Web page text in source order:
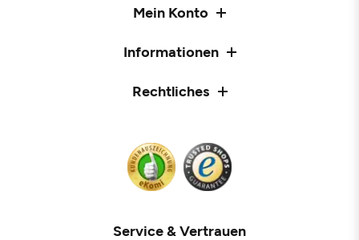
Mein Konto
Informationen
Rechtliches
Service & Vertrauen